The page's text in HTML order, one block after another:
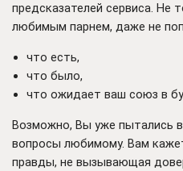
предсказателей сервиса. Не
любимым парнем, даже не
что есть,
что было,
что ожидает ваш союз в
Возможно, Вы уже пытались
вопросы любимому. Вам
правды, не вызывающая